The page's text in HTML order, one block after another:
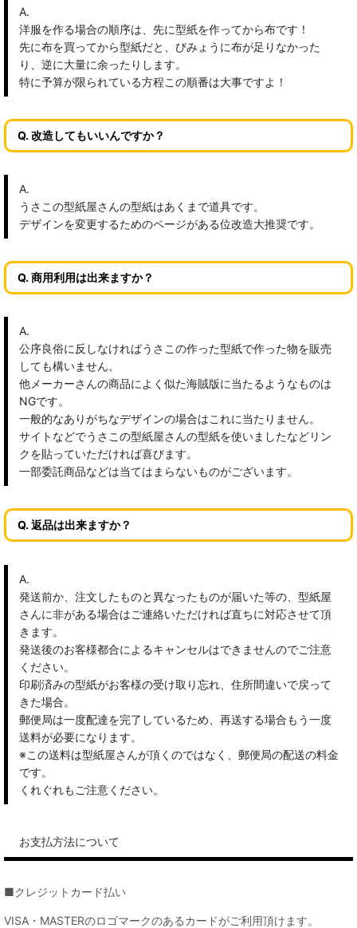
A.
洋服を作る場合の順序は、先に型紙を作ってから布です！
先に布を買ってから型紙だと、びみょうに布が足りなかった
り、逆に大量に余ったりします。
特に予算が限られている方程この順番は大事ですよ！
Q. 改造してもいいんですか？
A.
うさこの型紙屋さんの型紙はあくまで道具です。
デザインを変更するためのページがある位改造大推奨です。
Q. 商用利用は出来ますか？
A.
公序良俗に反しなければうさこの作った型紙で作った物を販売
しても構いません。
他メーカーさんの商品によく似た海賊版に当たるようなものは
NGです。
一般的なありがちなデザインの場合はこれに当たりません。
サイトなどでうさこの型紙屋さんの型紙を使いましたなどリン
クを貼っていただければ喜びます。
一部委託商品などは当てはまらないものがございます。
Q. 返品は出来ますか？
A.
発送前か、注文したものと異なったものが届いた等の、型紙屋
さんに非がある場合はご連絡いただければ直ちに対応させて頂
きます。
発送後のお客様都合によるキャンセルはできませんのでご注意
ください。
印刷済みの型紙がお客様の受け取り忘れ、住所間違いで戻って
きた場合。
郵便局は一度配達を完了しているため、再送する場合もう一度
送料が必要になります。
※この送料は型紙屋さんが頂くのではなく、郵便局の配送の料金
です。
くれぐれもご注意ください。
お支払方法について
■クレジットカード払い
VISA・MASTERのロゴマークのあるカードがご利用頂けます。